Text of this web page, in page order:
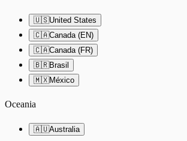
🇺🇸United States
🇨🇦Canada (EN)
🇨🇦Canada (FR)
🇧🇷Brasil
🇲🇽México
Oceania
🇦🇺Australia